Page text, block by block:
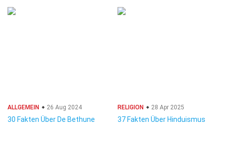
ALLGEMEIN 26 Aug 2024
30 Fakten Über De Bethune
RELIGION 28 Apr 2025
37 Fakten Über Hinduismus